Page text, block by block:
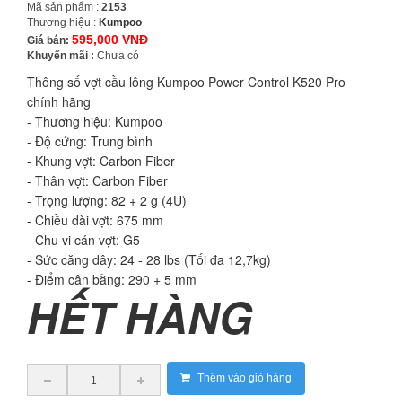
Mã sản phẩm : 2153
Thương hiệu : Kumpoo
Giá bán: 595,000 VNĐ
Khuyến mãi : Chưa có
Thông số vợt cầu lông Kumpoo Power Control K520 Pro
chính hãng
- Thương hiệu: Kumpoo
- Độ cứng: Trung bình
- Khung vợt: Carbon Fiber
- Thân vợt: Carbon Fiber
- Trọng lượng: 82 + 2 g (4U)
- Chiều dài vợt: 675 mm
- Chu vi cán vợt: G5
- Sức căng dây: 24 - 28 lbs (Tối đa 12,7kg)
- Điểm cân bằng: 290 + 5 mm
HẾT HÀNG
Thêm vào giỏ hàng